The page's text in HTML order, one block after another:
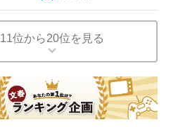
11位から20位を見る